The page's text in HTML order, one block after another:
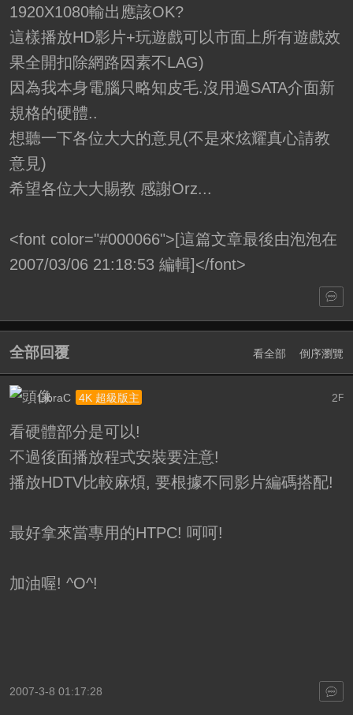
1920X1080輸出應該OK?
這樣播放HD影片+玩遊戲可以市面上所有遊戲效
果全開扣除網路因素不LAG)
因為我本身電腦只略知皮毛.沒用過SATA介面新
規格的硬體..
想聽一下各位大大的意見(不是來炫耀真心請教
意見)
希望各位大大賜教 感謝Orz...
<font color="#000066">[這篇文章最後由泡泡在
2007/03/06 21:18:53 編輯]</font>
全部回覆 看全部 倒序瀏覽
2F
LibraC 4K 超級版主
看硬體部分是可以!
不過後面播放程式安裝要注意!
播放HDTV比較麻煩, 要根據不同影片編碼搭配!
最好拿來當專用的HTPC! 呵呵!
加油喔! ^O^!
2007-3-8 01:17:28